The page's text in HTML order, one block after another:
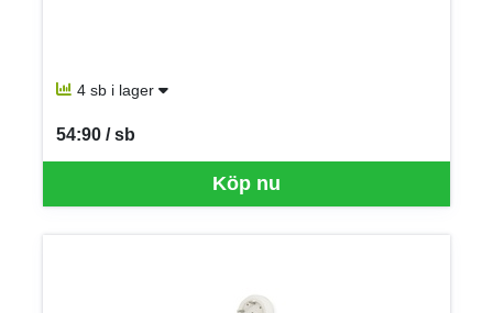
4 sb i lager
Köp nu
54:90 / sb
SEK per SB